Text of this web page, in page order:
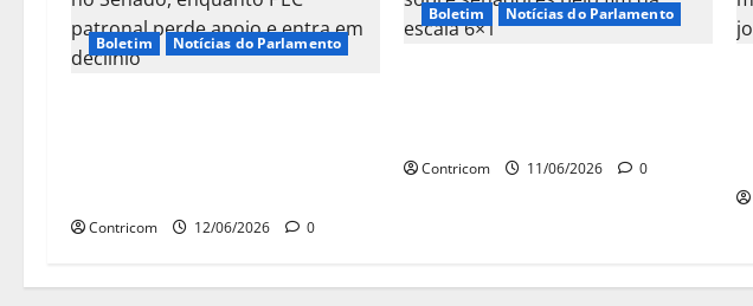
Boletim Notícias do Parlamento
Contricom 12/06/2026 0
Boletim Notícias do Parlamento
Contricom 11/06/2026 0